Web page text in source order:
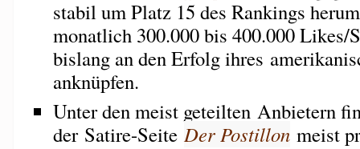
stabil um Platz 15 des Rankings
monatlich 300.000 bis 400.000 Likes/
bislang an den Erfolg ihres
anknüpfen.
Unter den meist geteilten Anbietern
der Satire-Seite Der Postillonmeist